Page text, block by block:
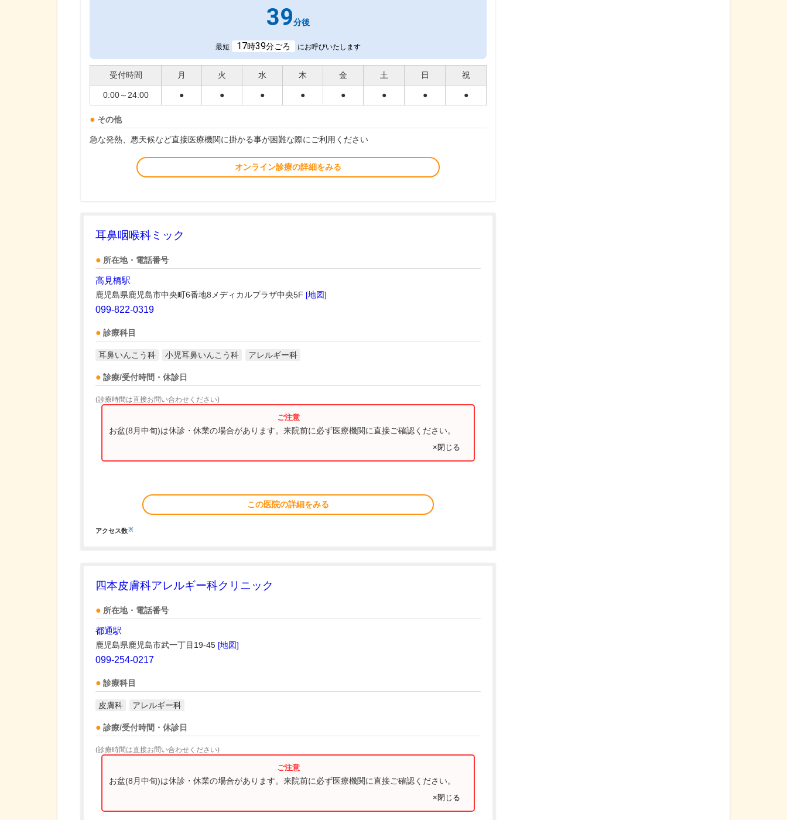
39分後
最短 17時39分ごろ にお呼びいたします
受付時間 月 火 水 木 金 土 日 祝
0:00～24:00 ● ● ● ● ● ● ● ●
その他
急な発熱、悪天候など直接医療機関に掛かる事が困難な際にご利用ください
オンライン診療の詳細をみる
耳鼻咽喉科ミック
所在地・電話番号
高見橋駅
鹿児島県鹿児島市中央町6番地8メディカルプラザ中央5F [地図]
099-822-0319
診療科目
耳鼻いんこう科 小児耳鼻いんこう科 アレルギー科
診療/受付時間・休診日
(診療時間は直接お問い合わせください)
お盆(8月中旬)は休診・休業の場合があります。来院前に必ず医療機関に直接ご確認ください。
×閉じる
この医院の詳細をみる
アクセス数※
四本皮膚科アレルギー科クリニック
所在地・電話番号
都通駅
鹿児島県鹿児島市武一丁目19-45 [地図]
099-254-0217
診療科目
皮膚科 アレルギー科
診療/受付時間・休診日
(診療時間は直接お問い合わせください)
お盆(8月中旬)は休診・休業の場合があります。来院前に必ず医療機関に直接ご確認ください。
×閉じる